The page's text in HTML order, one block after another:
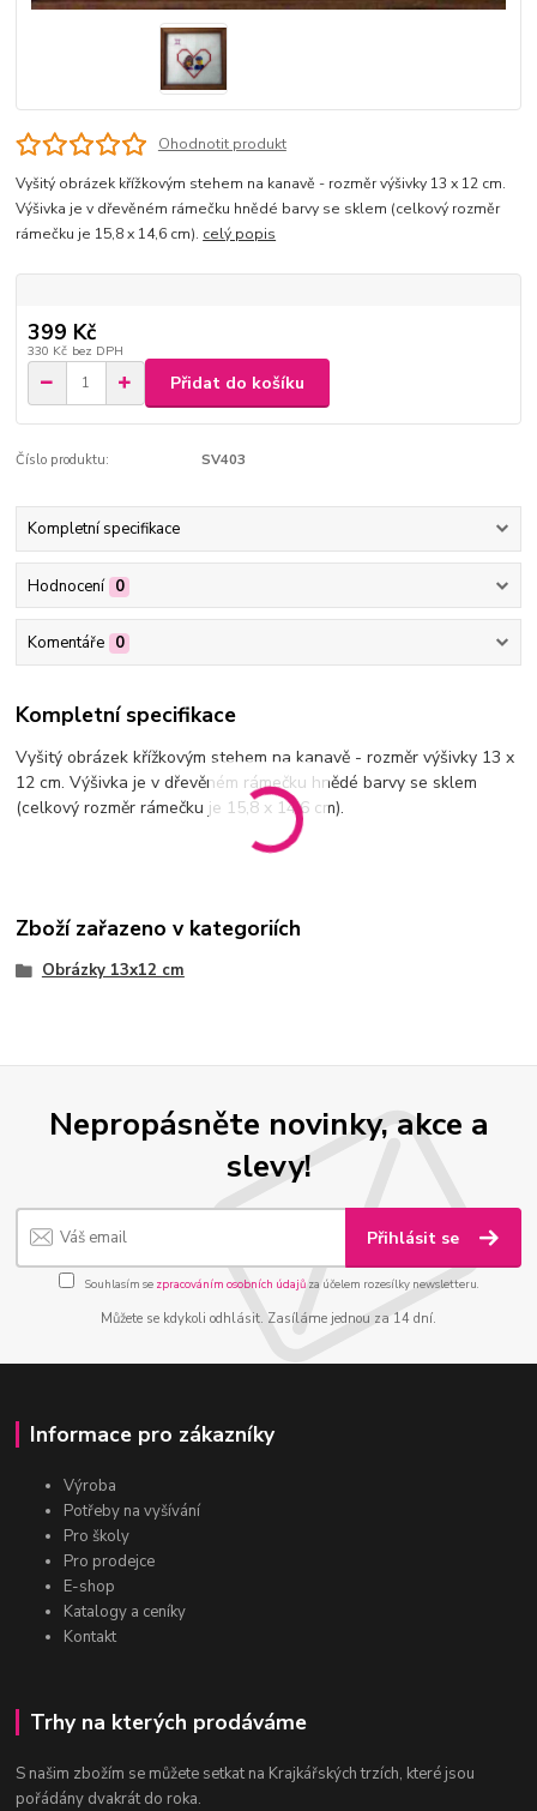
Ohodnotit produkt
Vyšitý obrázek křížkovým stehem na kanavě - rozměr výšivky 13 x 12 cm.
Výšivka je v dřevěném rámečku hnědé barvy se sklem (celkový rozměr
rámečku je 15,8 x 14,6 cm). celý popis
399 Kč
330 Kč bez DPH
Přidat do košíku
Číslo produktu: SV403
Kompletní specifikace
Hodnocení 0
Komentáře 0
Kompletní specifikace
Vyšitý obrázek křížkovým stehem na kanavě - rozměr výšivky 13 x
12 cm. Výšivka je v dřevěném rámečku hnědé barvy se sklem
(celkový rozměr rámečku je 15,8 x 14,6 cm).
Zboží zařazeno v kategoriích
Obrázky 13x12 cm
Nepropásněte novinky, akce a
slevy!
Přihlásit se
Souhlasím se zpracováním osobních údajůza účelem rozesílky newsletteru.
Můžete se kdykoli odhlásit. Zasíláme jednou za 14 dní.
Informace pro zákazníky
Výroba
Potřeby na vyšívání
Pro školy
Pro prodejce
E-shop
Katalogy a ceníky
Kontakt
Trhy na kterých prodáváme
S našim zbožím se můžete setkat na Krajkářských trzích, které jsou
pořádány dvakrát do roka.